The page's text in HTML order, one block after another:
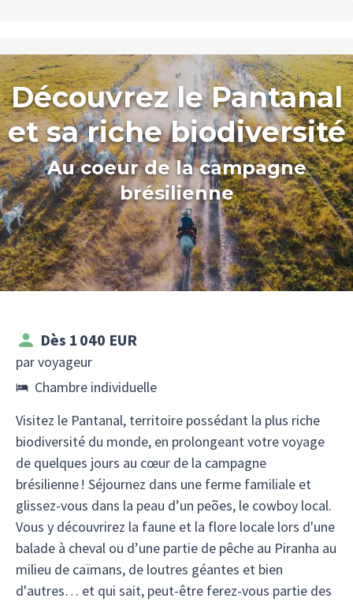
Découvrez le Pantanal
et sa riche biodiversité
Au coeur de la campagne
brésilienne
Dès 1 040 EUR
par voyageur
Chambre individuelle
Visitez le Pantanal, territoire possédant la plus riche
biodiversité du monde, en prolongeant votre voyage
de quelques jours au cœur de la campagne
brésilienne ! Séjournez dans une ferme familiale et
glissez-vous dans la peau d’un peões, le cowboy local.
Vous y découvrirez la faune et la flore locale lors d'une
balade à cheval ou d’une partie de pêche au Piranha au
milieu de caïmans, de loutres géantes et bien
d'autres… et qui sait, peut-être ferez-vous partie des